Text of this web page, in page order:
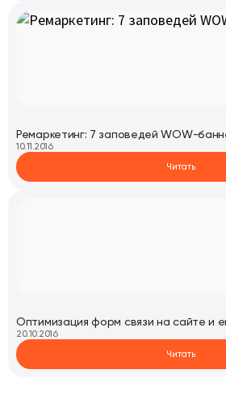
Ремаркетинг: 7 заповедей WOW-
10.11.2016
Читать
Оптимизация форм связи на сайте и
20.10.2016
Читать